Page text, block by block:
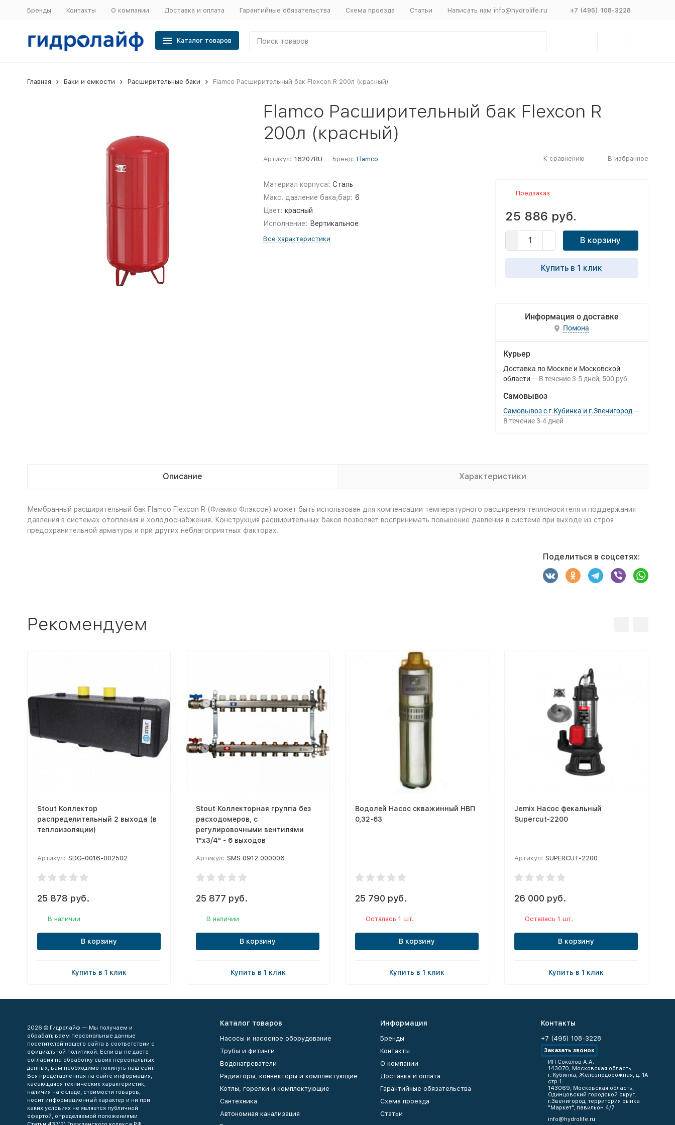
Бренды Контакты О компании Доставка и оплата Гарантийные обязательства Схема проезда Статьи Написать нам info@hydrolife.ru +7 (495) 108-3228
Каталог товаров
Главная Баки и емкости Расширительные баки Flamco Расширительный бак Flexcon R 200л (красный)
Flamco Расширительный бак Flexcon R
200л (красный)
Артикул: 16207RU Бренд: Flamco К сравнению В избранное
Материал корпуса: Сталь
Макс. давление бака,бар: 6
Цвет: красный
Исполнение: Вертикальное
Все характеристики
Предзаказ
25 886 руб.
В корзину
Купить в 1 клик
Информация о доставке
Помона
Курьер
Доставка по Москве и Московской
области
В течение 3-5 дней 500 руб.
Самовывоз
Самовывоз с г.Кубинка и г.Звенигород
В течение 3-4 дней
Описание Характеристики
Мембранный расширительный бак Flamco Flexcon R (Фламко Флэксон) может быть использован для компенсации температурного расширения теплоносителя и поддержания
давления в системах отопления и холодоснабжения. Конструкция расширительных баков позволяет воспринимать повышение давления в системе при выходе из строя
предохранительной арматуры и при других неблагоприятных факторах.
Поделиться в соцсетях:
Рекомендуем
Stout Коллектор
распределительный 2 выхода (в
теплоизоляции)
Артикул: SDG-0016-002502
25 878 руб.
В наличии
В корзину
Купить в 1 клик
Stout Коллекторная группа без
расходомеров, с
регулировочными вентилями
1"x3/4" - 6 выходов
Артикул: SMS 0912 000006
25 877 руб.
В наличии
В корзину
Купить в 1 клик
Водолей Насос скважинный НВП
0,32-63
25 790 руб.
Осталась 1 шт.
В корзину
Купить в 1 клик
Jemix Насос фекальный
Supercut-2200
Артикул: SUPERCUT-2200
26 000 руб.
Осталась 1 шт.
В корзину
Купить в 1 клик
2026 © Гидролайф — Мы получаем и
обрабатываем персональные данные
посетителей нашего сайта в соответствии с
официальной политикой. Если вы не даете
согласия на обработку своих персональных
данных, вам необходимо покинуть наш сайт.
Вся представленная на сайте информация,
касающаяся технических характеристик,
наличия на складе, стоимости товаров,
носит информационный характер и ни при
каких условиях не является публичной
офертой, определяемой положениями
Каталог товаров
Насосы и насосное оборудование
Трубы и фитинги
Водонагреватели
Радиаторы, конвекторы и комплектующие
Котлы, горелки и комплектующие
Сантехника
Автономная канализация
Информация
Бренды
Контакты
О компании
Доставка и оплата
Гарантийные обязательства
Схема проезда
Статьи
Контакты
+7 (495) 108-3228
Заказать звонок
ИП Соколов А.А.
143070, Московская область
г. Кубинка, Железнодорожная, д. 1А
стр.1
143069, Московская область,
Одинцовский городской округ,
г.Звенигород, территория рынка
"Маркет", павильон 4/7
info@hydrolife.ru